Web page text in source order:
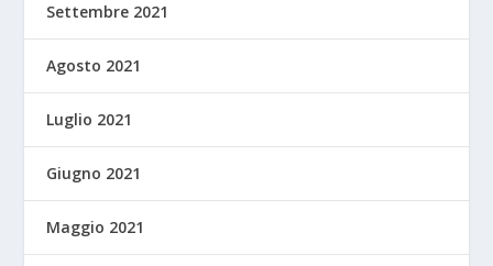
Settembre 2021
Agosto 2021
Luglio 2021
Giugno 2021
Maggio 2021